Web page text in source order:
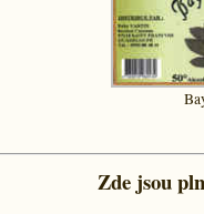
Zde jsou